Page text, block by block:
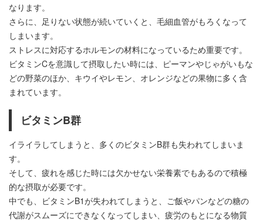
なります。
さらに、足りない状態が続いていくと、毛細血管がもろくなって
しまいます。
ストレスに対応するホルモンの材料になっているため重要です。
ビタミンCを意識して摂取したい時には、ピーマンやじゃがいもな
どの野菜のほか、キウイやレモン、オレンジなどの果物に多く含
まれています。
ビタミンB群
イライラしてしまうと、多くのビタミンB群も失われてしまいま
す。
そして、疲れを感じた時には欠かせない栄養素でもあるので積極
的な摂取が必要です。
中でも、ビタミンB1が失われてしまうと、ご飯やパンなどの糖の
代謝がスムーズにできなくなってしまい、疲労のもとになる物質